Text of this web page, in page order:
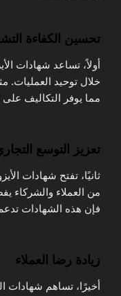
تحسين الكفاءة
أولاً، تساعد شهادات
خلال توحيد العمليات.
مما يوفر التكاليف
تعزيز التوسع
ثانيًا، تفتح شهادات
من العملاء والشركاء
فإن هذه الشهادات
زيادة رضا العملاء
أخيرًا، تساهم شهادات